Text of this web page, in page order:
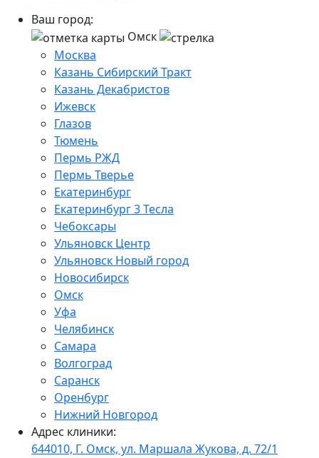
Ваш город:
Омск
Москва
Казань Сибирский Тракт
Казань Декабристов
Ижевск
Глазов
Тюмень
Пермь РЖД
Пермь Тверье
Екатеринбург
Екатеринбург 3 Тесла
Чебоксары
Ульяновск Центр
Ульяновск Новый город
Новосибирск
Омск
Уфа
Челябинск
Самара
Волгоград
Саранск
Оренбург
Нижний Новгород
Адрес клиники:
644010, Г. Омск, ул. Маршала Жукова, д. 72/1